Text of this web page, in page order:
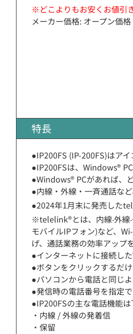
※どこよりもお安くお値引
メーカー価格: オープン価格
特長
●IP200FS (IP-200FS)はア
●IP200FSは、Windows®
●Windows® PCがあれば、
●内線・外線・一斉通話な
●2024年1月末に発売した
※telelink®とは、内線‧外線
モバイルIPフォン)など、
げ、通話業務の効率アップ
●インターネットに接続し
●ボタンをクリックするだ
●パソコンから電話と同じ
●発信時の電話番号を指定
●IP200FSの主な電話機能は
・内線 / 外線の発着信
・保留